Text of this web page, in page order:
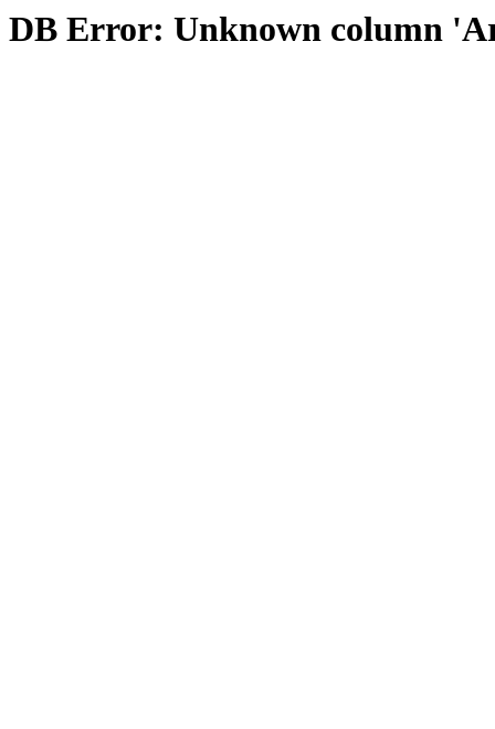
DB Error: Unknown column